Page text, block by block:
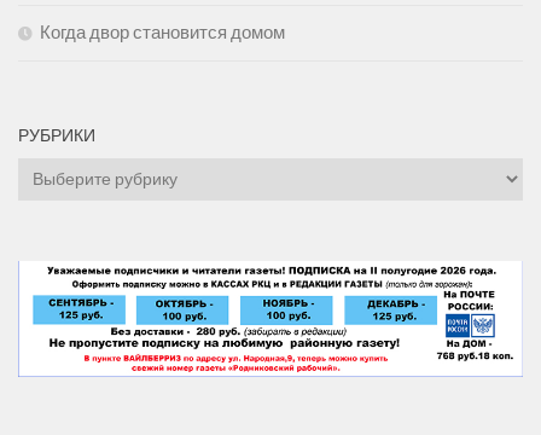
Когда двор становится домом
РУБРИКИ
Рубрики